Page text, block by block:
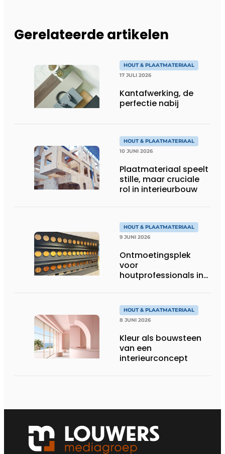
Gerelateerde artikelen
HOUT & PLAATMATERIAAL
17 JULI 2026
Kantafwerking, de
perfectie nabij
HOUT & PLAATMATERIAAL
10 JUNI 2026
Plaatmateriaal speelt
stille, maar cruciale
rol in interieurbouw
HOUT & PLAATMATERIAAL
9 JUNI 2026
Ontmoetingsplek
voor
houtprofessionals in
HOUT & PLAATMATERIAAL
8 JUNI 2026
Kleur als bouwsteen
van een
interieurconcept